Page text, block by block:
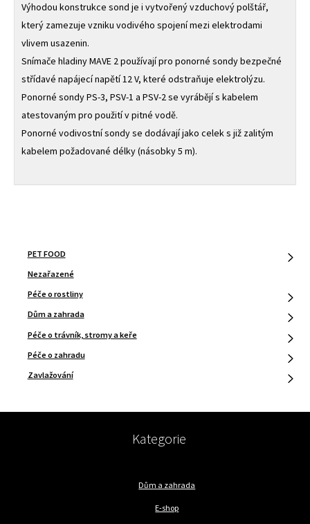
Výhodou konstrukce sond je i vytvořený vzduchový polštář,
který zamezuje vzniku vodivého spojení mezi elektrodami
vlivem usazenin.
Snímače hladiny MAVE 2 používají pro ponorné sondy bezpečné
střídavé napájecí napětí 12 V, které odstraňuje elektrolýzu.
Ponorné sondy PS-3, PSV-1 a PSV-2 se vyrábějí s kabelem
atestovaným pro použití v pitné vodě.
Ponorné vodivostní sondy se dodávají jako celek s již zalitým
kabelem požadované délky (násobky 5 m).
PET FOOD
Nezařazené
Péče o rostliny
Dům a zahrada
Péče o trávník, stromy a keře
Péče o zahradu
Zavlažování
Kategorie
Dům a zahrada
E-shop